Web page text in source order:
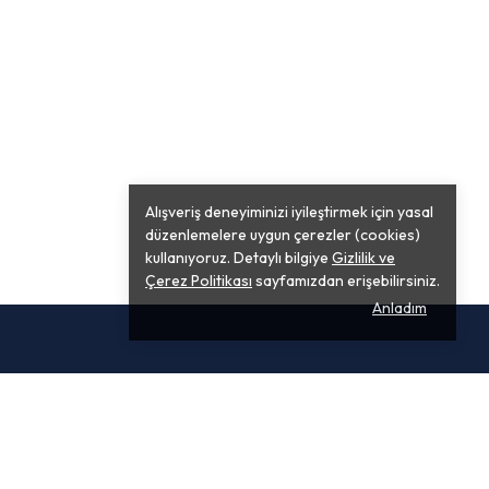
Alışveriş deneyiminizi iyileştirmek için yasal
düzenlemelere uygun çerezler (cookies)
kullanıyoruz. Detaylı bilgiye Gizlilik ve
Çerez Politikası sayfamızdan erişebilirsiniz.
Anladım